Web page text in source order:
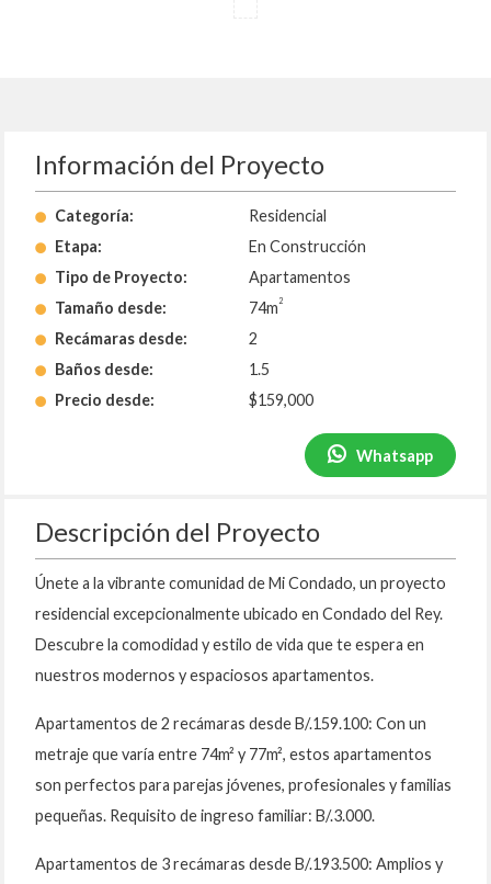
Información del Proyecto
Categoría:
Residencial
Etapa:
En Construcción
Tipo de Proyecto:
Apartamentos
Tamaño desde:
74m 2
Recámaras desde:
2
Baños desde:
1.5
Precio desde:
$159,000
Whatsapp
Descripción del Proyecto
Únete a la vibrante comunidad de Mi Condado, un proyecto
residencial excepcionalmente ubicado en Condado del Rey.
Descubre la comodidad y estilo de vida que te espera en
nuestros modernos y espaciosos apartamentos.
Apartamentos de 2 recámaras desde B/.159.100: Con un
metraje que varía entre 74m² y 77m², estos apartamentos
son perfectos para parejas jóvenes, profesionales y familias
pequeñas. Requisito de ingreso familiar: B/.3.000.
Apartamentos de 3 recámaras desde B/.193.500: Amplios y